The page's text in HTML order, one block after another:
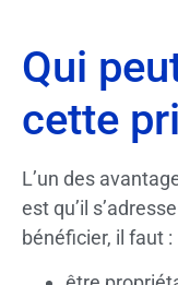
Qui
cette
L’un des
est qu’il
bénéficier, il faut :